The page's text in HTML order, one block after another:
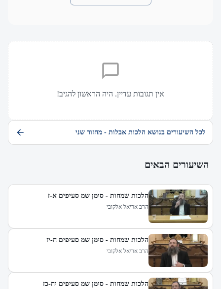
אין תגובות עדיין. היה הראשון להגיב!
לכל השיעורים בנושא הלכות אבלות - מחזור שני
השיעורים הבאים
הלכות שמחות - סימן שמ סעיפים א-ז
הרב אריאל אלקובי
הלכות שמחות - סימן שמ סעיפים ח-יז
הרב אריאל אלקובי
הלכות שמחות - סימן שמ סעיפים יח-כז